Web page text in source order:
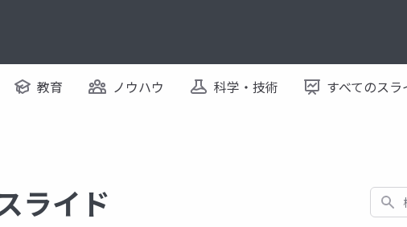
教育 ノウハウ 科学・技術 すべてのスラ
ライド 検索